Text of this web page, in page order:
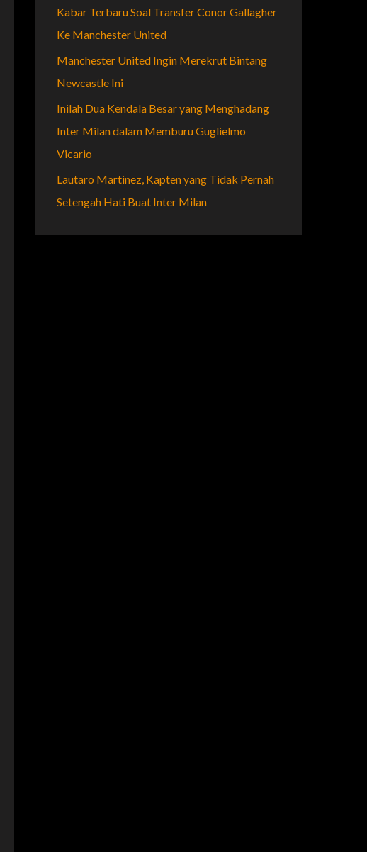
Kabar Terbaru Soal Transfer Conor Gallagher
Ke Manchester United
Manchester United Ingin Merekrut Bintang
Newcastle Ini
Inilah Dua Kendala Besar yang Menghadang
Inter Milan dalam Memburu Guglielmo
Vicario
Lautaro Martinez, Kapten yang Tidak Pernah
Setengah Hati Buat Inter Milan